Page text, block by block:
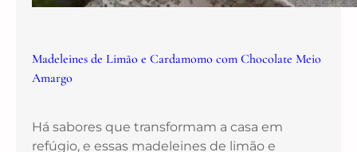
Madeleines de Limão e Cardamomo com Chocolate Meio
Amargo
Há sabores que transformam a casa em
refúgio, e essas madeleines de limão e